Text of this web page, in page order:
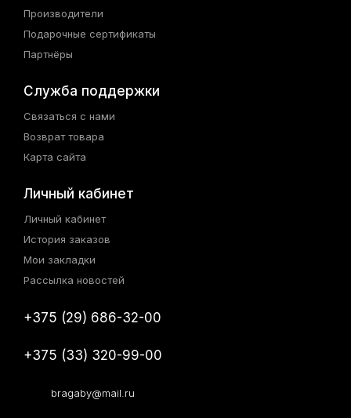
Производители
Подарочные сертификаты
Партнёры
Служба поддержки
Связаться с нами
Возврат товара
Карта сайта
Личный кабинет
Личный кабинет
История заказов
Мои закладки
Рассылка новостей
+375 (29) 686-32-00
+375 (33) 320-99-00
bragaby@mail.ru